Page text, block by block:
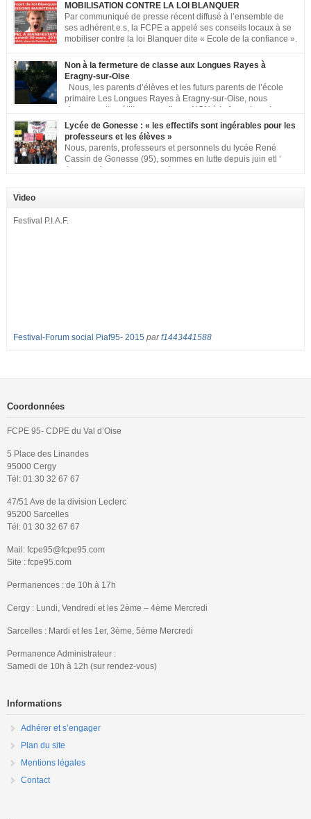
MOBILISATION CONTRE LA LOI BLANQUER
Par communiqué de presse récent diffusé à l’ensemble de
ses adhérent.e.s, la FCPE a appelé ses conseils locaux à se
mobiliser contre la loi Blanquer dite « Ecole de la confiance ».
met à votre disposition ce kit de mobilisation comprenant : 1 affiche
appelant […]
Non à la fermeture de classe aux Longues Rayes à
Eragny-sur-Oise
Nous, les parents d’élèves et les futurs parents de l’école
primaire Les Longues Rayes à Eragny-sur-Oise, nous
signons cette pétition pour dire « NON à la fermeture de
classe aux Longues Rayes ». Non à la dégradation continue des conditions
d’accueil et d’apprentissage de nos enfants à l’école primaire. Chaque
enfant a droit à […]
Lycée de Gonesse : « les effectifs sont ingérables pour les
professeurs et les élèves »
Nous, parents, professeurs et personnels du lycée René
Cassin de Gonesse (95), sommes en lutte depuis juin etl ‘
équipe pédagogique en grève depuis le vendredi 2
nombreuses classes de première et […]
Video
Festival P.I.A.F.
Festival-Forum social Piaf95- 2015 parf1443441588
Coordonnées
FCPE 95- CDPE du Val d’Oise
5 Place des Linandes
95000 Cergy
Tél: 01 30 32 67 67
47/51 Ave de la division Leclerc
95200 Sarcelles
Tél: 01 30 32 67 67
Mail: fcpe95@fcpe95.com
Site : fcpe95.com
Permanences : de 10h à 17h
Cergy : Lundi, Vendredi et les 2ème – 4ème Mercredi
Sarcelles : Mardi et les 1er, 3ème, 5ème Mercredi
Permanence Administrateur :
Samedi de 10h à 12h (sur rendez-vous)
Informations
Adhérer et s’engager
Plan du site
Mentions légales
Contact